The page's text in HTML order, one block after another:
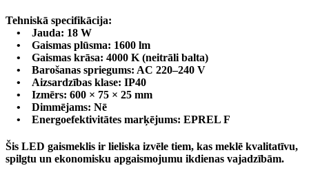
Tehniskā specifikācija:
• Jauda: 18 W
• Gaismas plūsma: 1600 lm
• Gaismas krāsa: 4000 K (neitrāli balta)
• Barošanas spriegums: AC 220–240 V
• Aizsardzības klase: IP40
• Izmērs: 600 × 75 × 25 mm
• Dimmējams: Nē
• Energoefektivitātes marķējums: EPREL F
Šis LED gaismeklis ir lieliska izvēle tiem, kas meklē kvalitatīvu,
spilgtu un ekonomisku apgaismojumu ikdienas vajadzībām.